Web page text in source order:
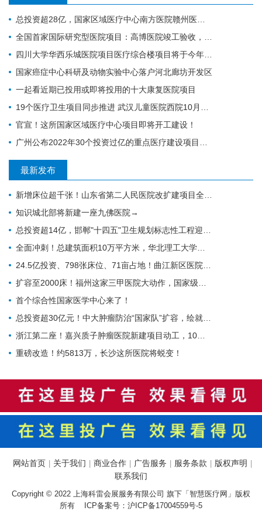
总投资超28亿，国家区域医疗中心南方医院赣州医院开工建设
全国首家国际研究型医院项目：高博医院竣工验收，明年投入运营
四川大学华西乐城医院项目医疗综合楼项目将于今年竣工
国家癌症中心科研及动物实验中心落户河北廊坊开发区
一起看近期已投用或即将投用的十大康复医院项目
19个医疗卫生项目同步推进 武汉儿童医院西院10月交付 武汉经开区投资70亿元建设“健康车谷”
官宣！这所国家区域医疗中心项目即将开工建设！
广州公布2022年30个投资过亿的重点医疗建设项目，全力打造医疗卫生高地｜广州篇
最新发布
新增床位超千张！山东省第二人民医院改扩建项目全力推进，地上主体施工倒计时
知识城北部将新建一座九佛医院→
总投资超14亿，邯郸"十四五"卫生规划标志性工程迎施工方落地
全面冲刺！总建筑面积10万平方米，华北理工大学附属医院花海院区一期工程加速成型
24.5亿投资、798张床位、71亩占地！曲江新区医院的"最后一公里"冲刺
扩容至2000床！福州这家三甲医院大动作，国家级防治基地预计2028年建成
首个综合性国家医学中心来了！
总投资超30亿元！中大肿瘤防治“国家队”扩容，绘就健康天河新蓝图
浙江第二座！嘉兴质子肿瘤医院新建项目动工，10亿投资守护健康嘉兴
重磅改造！约5813万，长沙这所医院将蜕变！
网站首页 关于我们 商业合作 广告服务 服务条款 版权声明
联系我们
Copyright © 2022 上海科雷会展服务有限公司 旗下「智慧医疗网」版权
所有 ICP备案号： 沪ICP备17004559号-5